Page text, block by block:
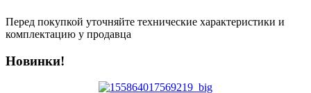
Перед покупкой уточняйте технические характеристики и
комплектацию у продавца
Новинки!